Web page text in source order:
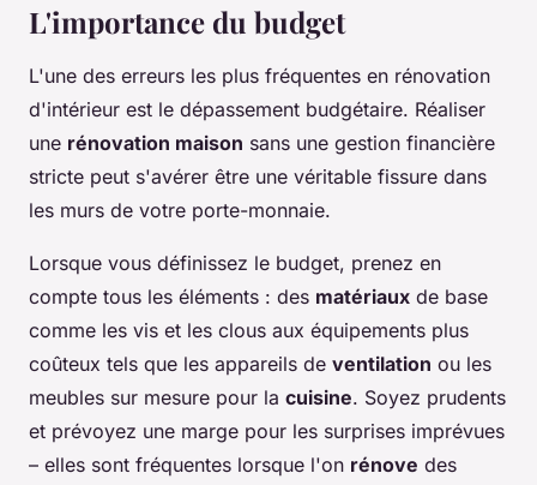
L'importance du budget
L'une des erreurs les plus fréquentes en rénovation
d'intérieur est le dépassement budgétaire. Réaliser
une rénovation maison sans une gestion financière
stricte peut s'avérer être une véritable fissure dans
les murs de votre porte-monnaie.
Lorsque vous définissez le budget, prenez en
compte tous les éléments : des matériaux de base
comme les vis et les clous aux équipements plus
coûteux tels que les appareils de ventilation ou les
meubles sur mesure pour la cuisine. Soyez prudents
et prévoyez une marge pour les surprises imprévues
– elles sont fréquentes lorsque l'on rénove des